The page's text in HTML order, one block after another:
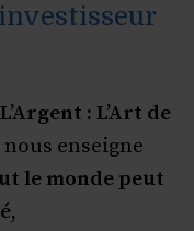
: L’Art de
nous enseigne
le monde peut
,